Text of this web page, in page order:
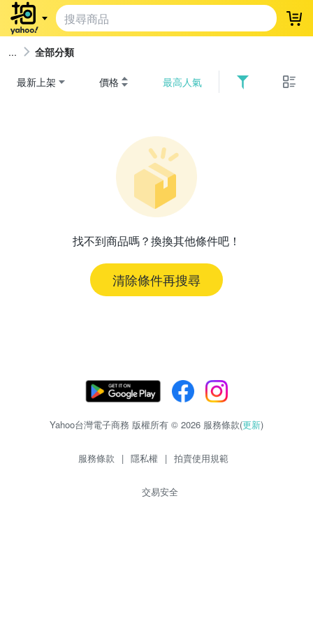
登
全部分類
最新上架 價格 最高人氣
找不到商品嗎？換換其他條件吧！
清除條件再搜尋
Yahoo台灣電子商務 版權所有 © 2026 服務條款(更新)
服務條款 | 隱私權 | 拍賣使用規範
交易安全